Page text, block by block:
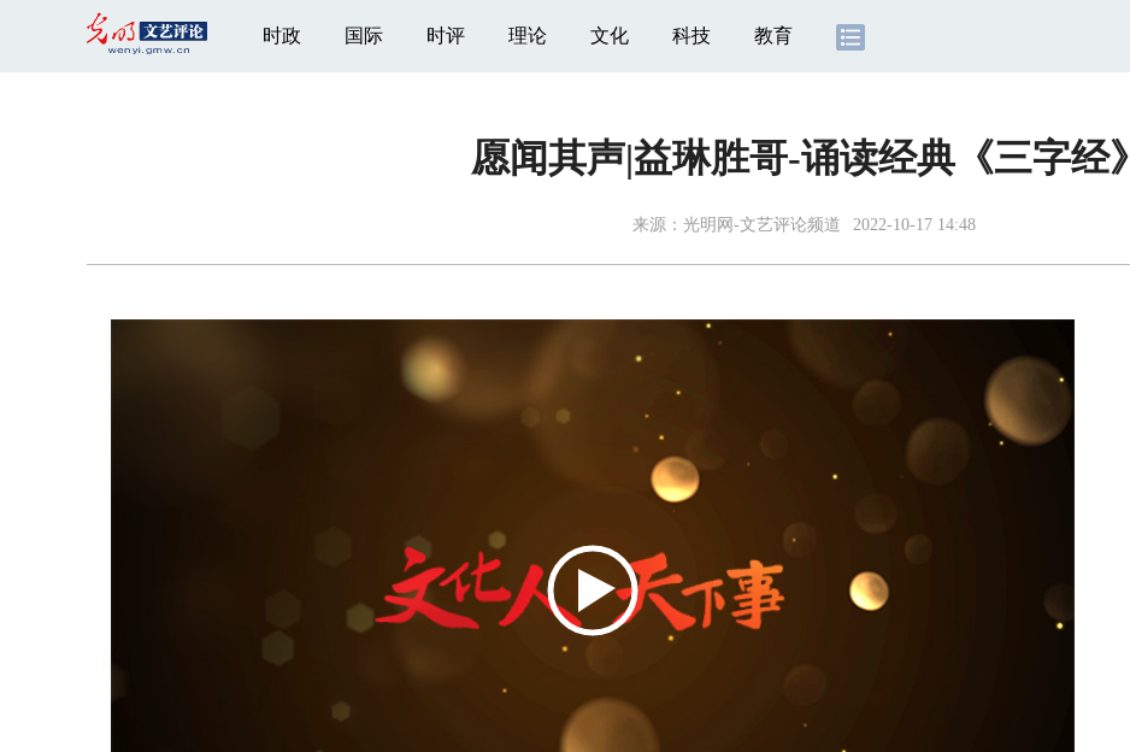
时政 国际 时评 理论 文化 科技 教育
愿闻其声|益琳胜哥-诵读经典《三字经》
来源：光明网-文艺评论频道 2022-10-17 14:48